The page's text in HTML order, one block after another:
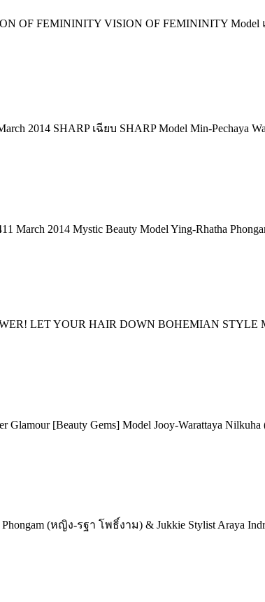
OF FEMININITY VISION OF FEMININITY
2014 SHARP เฉียบ SHARP Model Min-Pechaya
March 2014 Mystic Beauty Model Ying-Rhatha
LET YOUR HAIR DOWN BOHEMIAN
Glamour [Beauty Gems] Model Jooy-Warattaya
(หญิง-รฐา โพธิ์งาม) & Jukkie Stylist Araya